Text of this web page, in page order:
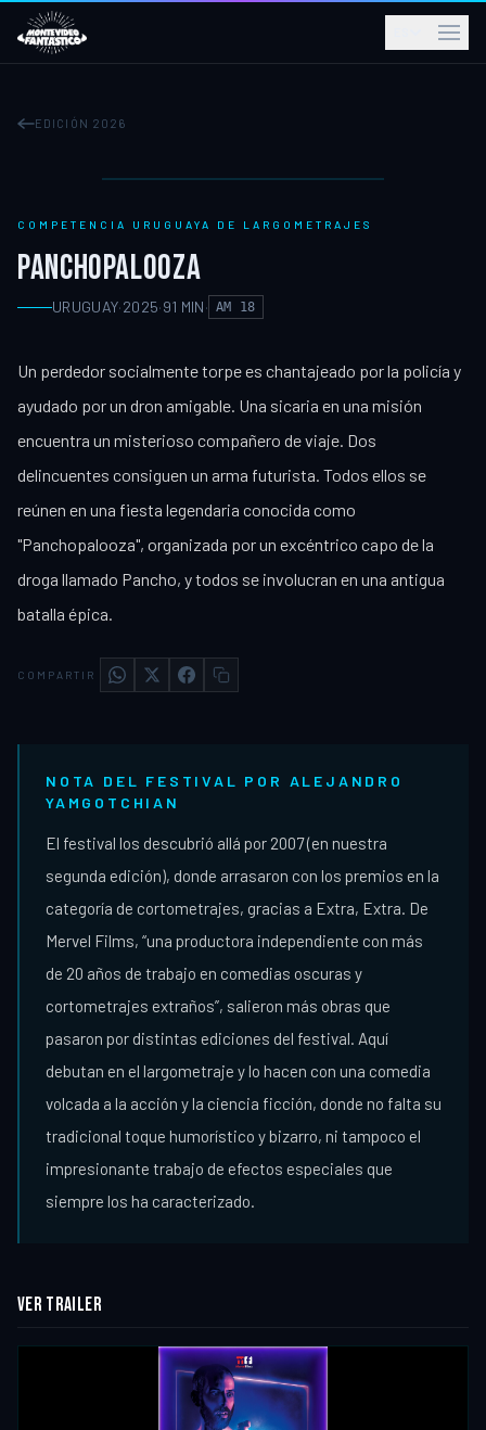
EDICIÓN 2026
COMPETENCIA URUGUAYA DE LARGOMETRAJES
PANCHOPALOOZA
URUGUAY·2025·91 MIN· AM 18
Un perdedor socialmente torpe es chantajeado por la policía y
ayudado por un dron amigable. Una sicaria en una misión
encuentra un misterioso compañero de viaje. Dos
delincuentes consiguen un arma futurista. Todos ellos se
reúnen en una fiesta legendaria conocida como
"Panchopalooza", organizada por un excéntrico capo de la
droga llamado Pancho, y todos se involucran en una antigua
batalla épica.
COMPARTIR
NOTA DEL FESTIVAL POR ALEJANDRO
YAMGOTCHIAN
El festival los descubrió allá por 2007 (en nuestra
segunda edición), donde arrasaron con los premios en la
categoría de cortometrajes, gracias a Extra, Extra. De
Mervel Films, “una productora independiente con más
de 20 años de trabajo en comedias oscuras y
cortometrajes extraños”, salieron más obras que
pasaron por distintas ediciones del festival. Aquí
debutan en el largometraje y lo hacen con una comedia
volcada a la acción y la ciencia ficción, donde no falta su
tradicional toque humorístico y bizarro, ni tampoco el
impresionante trabajo de efectos especiales que
siempre los ha caracterizado.
VER TRAILER